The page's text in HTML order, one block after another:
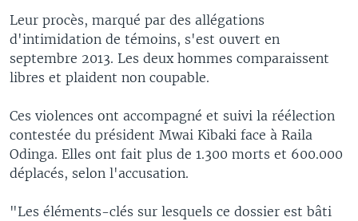
Leur procès, marqué par des allégations
d'intimidation de témoins, s'est ouvert en
septembre 2013. Les deux hommes comparaissent
libres et plaident non coupable.
Ces violences ont accompagné et suivi la réélection
contestée du président Mwai Kibaki face à Raila
Odinga. Elles ont fait plus de 1.300 morts et 600.000
déplacés, selon l'accusation.
"Les éléments-clés sur lesquels ce dossier est bâti